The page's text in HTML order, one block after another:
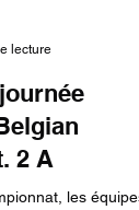
lecture
2 A
les équipes